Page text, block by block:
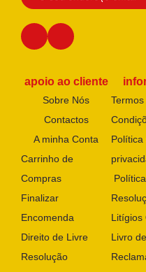
apoio ao cliente
Sobre Nós
Contactos
A minha Conta
Carrinho de
Compras
Finalizar
Encomenda
Direito de Livre
Resolução
Termos
Política
Litígios
Livro de